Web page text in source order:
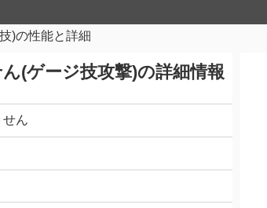
)の性能と詳細
(ゲージ技攻撃)の詳細情報
せん